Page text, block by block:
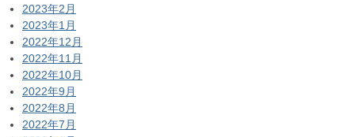
2023年2月
2023年1月
2022年12月
2022年11月
2022年10月
2022年9月
2022年8月
2022年7月